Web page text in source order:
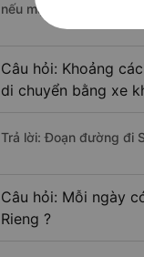
nếu mật độ giao thông
Câu hỏi: Khoảng
di chuyển bằng xe
Trả lời: Đoạn đường đi
Câu hỏi: Mỗi ngày
Rieng ?